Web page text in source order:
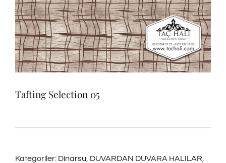
Tafting Selection 05
Kategoriler: Dinarsu, DUVARDAN DUVARA HALILAR,